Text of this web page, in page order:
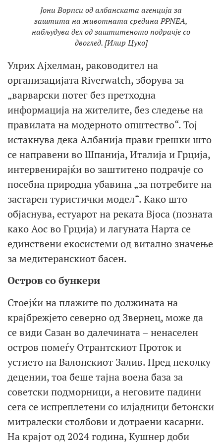
Јони Ворпси од албанската агенција за
заштита на животната средина PPNEA,
набљудува дел од заштитеното подрачје со
двоглед. [Илир Цуко]
Улрих Ајхелман, раководител на
организацијата Riverwatch, зборува за
„варварски потег без претходна
информација на жителите, без следење на
правилата на модерното општество“. Тој
истакнува дека Албанија прави грешки што
се направени во Шпанија, Италија и Грција,
интервенирајќи во заштитено подрачје со
посебна природна убавина „за потребите на
застарен туристички модел“. Како што
објаснува, естуарот на реката Вјоса (позната
како Аос во Грција) и лагуната Нарта се
единствени екосистеми од витално значење
за медитеранскиот басен.
Остров со бункери
Стоејќи на плажите по должината на
крајбрежјето северно од Звернец, може да
се види Сазан во далечината – ненаселен
остров помеѓу Отрантскиот Проток и
устието на Валонскиот Залив. Пред неколку
децении, тоа беше тајна воена база за
советски подморници, а неговите падини
сега се испреплетени со илјадници бетонски
митралески столбови и дотраени касарни.
На крајот од 2024 година, Кушнер доби